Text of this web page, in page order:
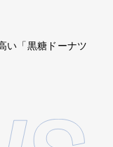
い「黒糖ドーナツ